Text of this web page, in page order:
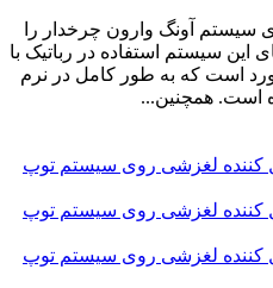
سیستم آونگ وارون چرخدار را
این سیستم استفاده در رباتیک با
است که به طور کامل در نرم